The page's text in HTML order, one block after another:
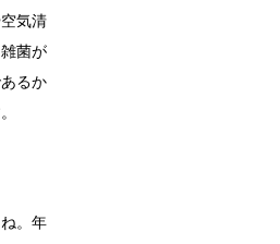
気清
菌が
るか
。年